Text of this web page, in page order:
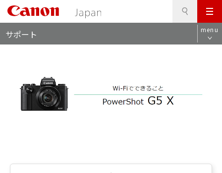
メ
ニ
ュ
サポート menu